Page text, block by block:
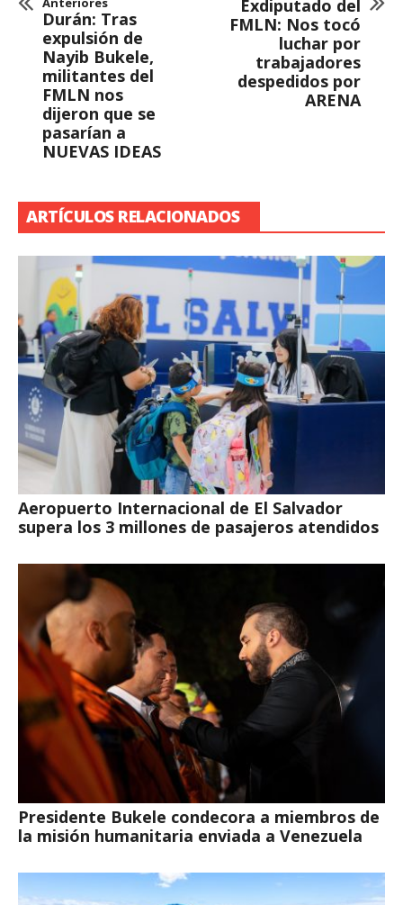
Durán: Tras
expulsión de
Nayib Bukele,
militantes del
FMLN nos
dijeron que se
pasarían a
NUEVAS IDEAS
Exdiputado del
FMLN: Nos tocó
luchar por
trabajadores
despedidos por
ARENA
ARTÍCULOS RELACIONADOS
Aeropuerto Internacional de El Salvador
supera los 3 millones de pasajeros atendidos
Presidente Bukele condecora a miembros de
la misión humanitaria enviada a Venezuela